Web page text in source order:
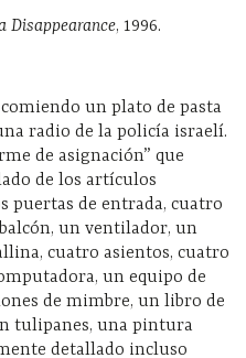
Disappearance, 1996.
un plato de pasta
radio de la policía israelí.
de asignación” que
de los artículos
puertas de entrada, cuatro
un ventilador, un
cuatro asientos, cuatro
un equipo de
de mimbre, un libro de
tulipanes, una pintura
detallado incluso